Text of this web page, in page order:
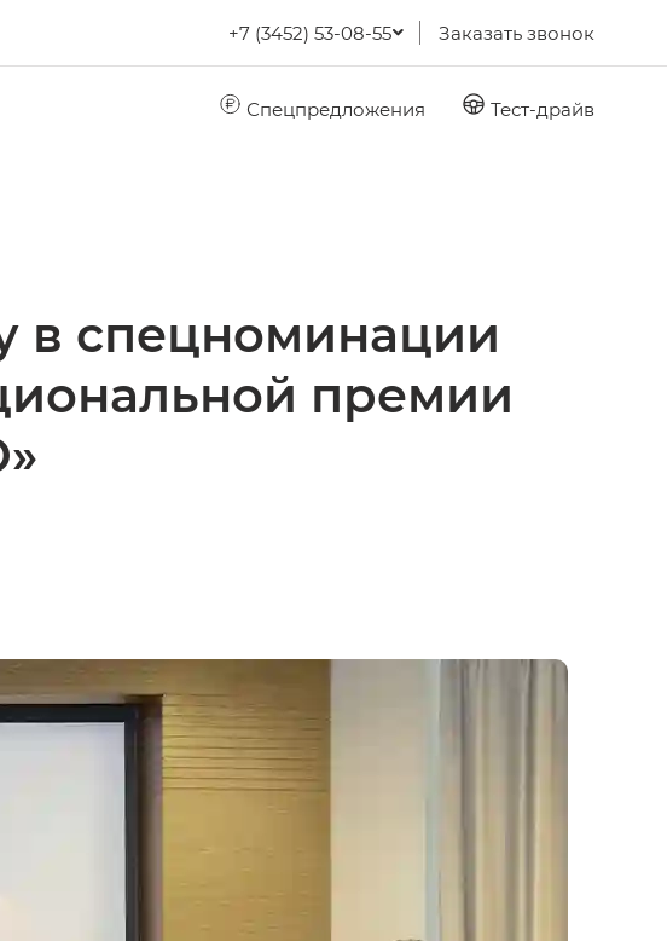
+7 (3452) 53-08-55 Заказать звонок
Спецпредложения Тест-драйв
в спецноминации
премии